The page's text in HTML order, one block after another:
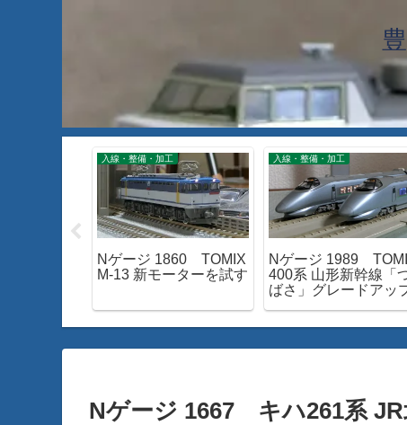
入線・整備・加工
Nゲージ 1860 TOMIX
M-13 新モーターを試す
入線・整備・加工
Nゲージ 1989
400系 山形新幹線「
ばさ」グレードアッ
Nゲージ 1667 キハ261系